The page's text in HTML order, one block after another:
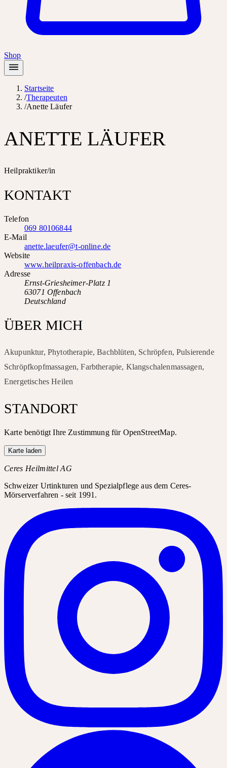
Shop
Startseite
/Therapeuten
/Anette Läufer
ANETTE LÄUFER
Heilpraktiker/in
KONTAKT
Telefon
069 80106844
E-Mail
anette.laeufer@t-online.de
Website
www.heilpraxis-offenbach.de
Adresse
Ernst-Griesheimer-Platz 1
63071 Offenbach
Deutschland
ÜBER MICH
Akupunktur, Phytotherapie, Bachblüten, Schröpfen, Pulsierende
Schröpfkopfmassagen, Farbtherapie, Klangschalenmassagen,
Energetisches Heilen
STANDORT
Karte benötigt Ihre Zustimmung für OpenStreetMap.
Karte laden
Ceres Heilmittel AG
Schweizer Urtinkturen und Spezialpflege aus dem Ceres-
Mörserverfahren - seit 1991.